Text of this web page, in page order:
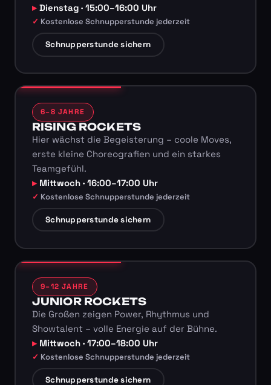
Dienstag · 15:00–16:00 Uhr
Kostenlose Schnupperstunde jederzeit
Schnupperstunde sichern
6–8 JAHRE
RISING ROCKETS
Hier wächst die Begeisterung – coole Moves,
erste kleine Choreografien und ein starkes
Teamgefühl.
Mittwoch · 16:00–17:00 Uhr
Kostenlose Schnupperstunde jederzeit
Schnupperstunde sichern
9–12 JAHRE
JUNIOR ROCKETS
Die Großen zeigen Power, Rhythmus und
Showtalent – volle Energie auf der Bühne.
Mittwoch · 17:00–18:00 Uhr
Kostenlose Schnupperstunde jederzeit
Schnupperstunde sichern